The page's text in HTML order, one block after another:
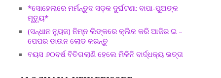
*ସୋହେଲାରେ ମର୍ମନ୍ତୁଦ ସଡ଼କ ଦୁର୍ଘଟଣା: ବାପା-ପୁଅଙ୍କ
ମୃତ୍ୟୁ*
(ସନ୍ଧାନ ନ୍ୟୁଜ) ନିମ୍ନ ଲିଙ୍କରେ କ୍ଲିକ କରି ଆଜିର ଇ –
ପେପର ଡାଉନ ଲୋଡ କରନ୍ତୁ
ବୟସ ୬୦ବର୍ଷ ବିତିଗଲାଣି ହେଲେ ମିଳିନି ବାର୍ଦ୍ଧକ୍ୟ ଭତ୍ତା